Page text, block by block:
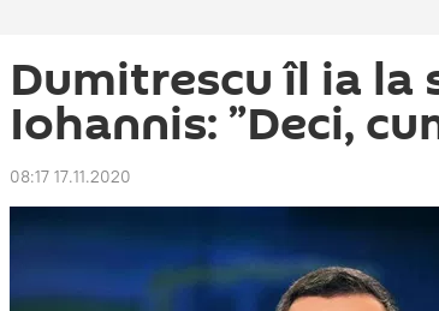
Dumitrescu îl ia la
Iohannis: ”Deci,
08:17 17.11.2020